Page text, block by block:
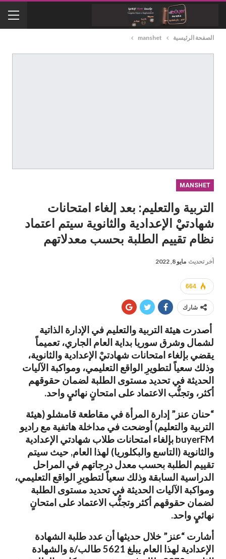
الصفحة الرئيسية manshet
MANSHET
التربية والتعليم: بعد إلغاء امتحانات
شهادتيْ الإعدادية والثانوية سيتم اعتماد
نظام تقييم الطلبة بحسب معدلاتهم
آخر تحديث مايو 8, 2022
664
شارك
أصدرت هيئة التربية والتعليم في الإدارة الذاتية
لشمال وشرق سوريا بداية العام الجاري، تعميماً
يقضي بإلغاء امتحانات شهادتيْ الإعدادية والثانوية،
وذلك سعياً لتطويرِ الواقع التعليمي، ومواكبة الآليات
الحديثة في تحديد مستوى الطلبة لضمان حقوقهم
أكثر، وتجنُّب الاعتماد على امتحانٍ نهائيٍ واحد.
“حنان عنز” إدارة المرأة في مقاطعة قامشلو (هيئة
التربية والتعليم) أوضحت في مداخلة هاتفية مع راديو
buyerFM بإلغاء امتحانات طلاب شهادتي الإعدادية
والثانوية (التاسع والبكلوريا) لهذا العام, حيث سيتم
تقييم الطلبة بحسب معدل درجاتهم في المراحل
الدراسية السابقة وذلك سعياً لتطويرِ الواقع التعليمي،
ومواكبة الآليات الحديثة في تحديد مستوى الطلبة
لضمان حقوقهم أكثر وتجنُّب الاعتماد على امتحانٍ
نهائيٍ واحد.
أشارت “عنز” خلال حديثها أن عدد طلبة الشهادة
الإعدادية لهذا العام يبلغ 5621 طالب/ة والشهادة